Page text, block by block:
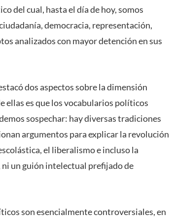
del cual, hasta el día de hoy, somos
democracia, representación,
analizados con mayor detención en sus
dos aspectos sobre la dimensión
ellas es que los vocabularios políticos
sospechar: hay diversas tradiciones
argumentos para explicar la revolución
el liberalismo e incluso la
un guión intelectual prefijado de
son esencialmente controversiales, en